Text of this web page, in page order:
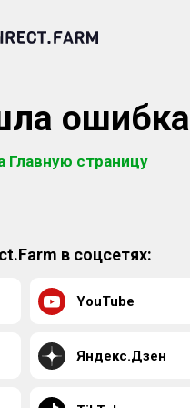
ошибка
Главную страницу
в соцсетях:
YouTube
Яндекс.Дзен